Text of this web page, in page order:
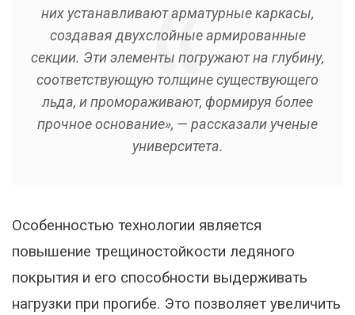
них устанавливают арматурные каркасы,
создавая двухслойные армированные
секции. Эти элементы погружают на глубину,
соответствующую толщине существующего
льда, и промораживают, формируя более
прочное основание», — рассказали ученые
университета.
Особенностью технологии является
повышение трещиностойкости ледяного
покрытия и его способности выдерживать
нагрузки при прогибе. Это позволяет увеличить